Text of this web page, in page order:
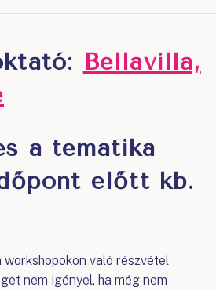
Bellavilla,
a tematika
előtt kb.
workshopokon való részvétel
nem igényel, ha még nem